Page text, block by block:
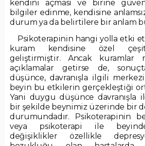
kendini açması ve birine
bilgiler edinme, kendisine
durum ya da belirtilere bir anlam
Psikoterapinin hangi yolla etki
kuram kendisine özel
geliştirmiştir. Ancak kuramlar
açıklamalar getirse de,
düşünce, davranışla ilgili merkezi
beyin bu etkilerin gerçekleştiği
Yani duygu düşünce davranışla
bir şekilde beynimiz üzerinde bir
durumundadır. Psikoterapinin
veya psikoterapi ile
değişiklikler özellikle